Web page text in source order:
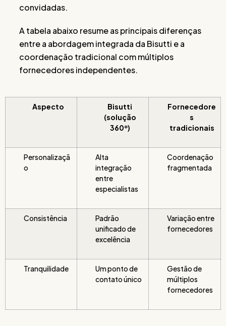
convidadas.
A tabela abaixo resume as principais diferenças
entre a abordagem integrada da Bisutti e a
coordenação tradicional com múltiplos
fornecedores independentes.
Aspecto
Bisutti
(solução
360º)
Fornecedore
s
tradicionais
Personalizaçã
o
Alta
integração
entre
especialistas
Coordenação
fragmentada
Consistência
Padrão
unificado de
excelência
Variação entre
fornecedores
Tranquilidade
Um ponto de
contato único
Gestão de
múltiplos
fornecedores